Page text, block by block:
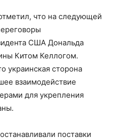
что на следующей
США Дональда
Китом Келлогом.
украинская сторона
взаимодействие
для укрепления
поставки